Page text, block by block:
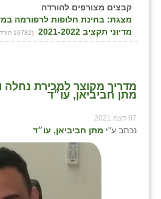
קבצים מצורפים להורדה
מצגת: בחינת חלופות לרפורמה
מדיוני תקציב 2021-2022
(16782 הורדות)
מדריך מקוצר למכירת
מתן חביביאן, עו״ד
07 דצמ 2021
נכתב ע"י מתן חביביאן, עו״ד
נווה אטי״ב
נהריה (אג״ש)
עין תמר
עמרים